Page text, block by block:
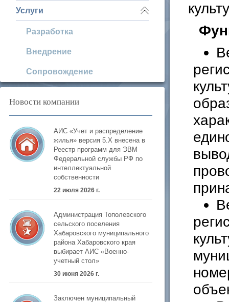
Услуги
Разработка
Внедрение
Сопровождение
Новости компании
АИС «Учет и распределение
жилья» версия 5.Х внесена в
Реестр программ для ЭВМ
Федеральной службы РФ по
интеллектуальной
собственности
22 июля 2026 г.
Администрация Тополевского
сельского поселения
Хабаровского муниципального
района Хабаровского края
выбирает АИС «Военно-
учетный стол»
30 июня 2026 г.
Заключен муниципальный